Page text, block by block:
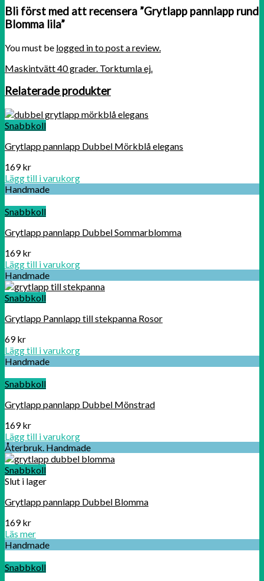
Bli först med att recensera ”Grytlapp pannlapp rund
Blomma lila”
You must be logged in to post a review.
Maskintvätt 40 grader. Torktumla ej.
Relaterade produkter
Snabbkoll
Grytlapp pannlapp Dubbel Mörkblå elegans
169kr
Lägg till i varukorg
Handmade
Snabbkoll
Grytlapp pannlapp Dubbel Sommarblomma
169kr
Lägg till i varukorg
Handmade
Snabbkoll
Grytlapp Pannlapp till stekpanna Rosor
69kr
Lägg till i varukorg
Handmade
Snabbkoll
Grytlapp pannlapp Dubbel Mönstrad
169kr
Lägg till i varukorg
Återbruk. Handmade
Snabbkoll
Slut i lager
Grytlapp pannlapp Dubbel Blomma
169kr
Läs mer
Handmade
Snabbkoll